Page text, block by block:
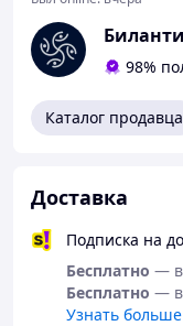
Лёгкие,
использовании
Правила
под свой рост.
повреждений.
Запрещается
наконечниками
применять их не
Условия хранения:
98%
Каталог продавца
Доставка
Подписка на
Бесплатно — в
Бесплатно — в
Узнать больше